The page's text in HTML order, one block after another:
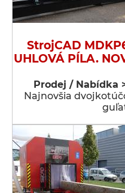
StrojCAD
UHLOVÁ PÍLA.
Prodej / Nabídka
Najnovšia